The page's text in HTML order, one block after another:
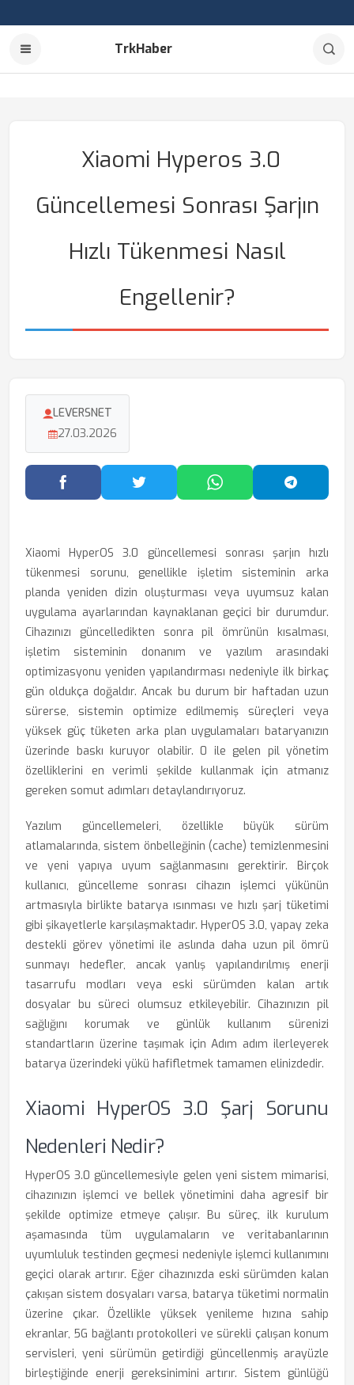
TrkHaber
Xiaomi Hyperos 3.0
Güncellemesi Sonrası Şarjın
Hızlı Tükenmesi Nasıl
Engellenir?
LEVERSNET
27.03.2026
Facebook'ta PaylaşTwitter'da PaylaşWhatsApp'ta Paylaş
Xiaomi HyperOS 3.0 güncellemesi sonrası şarjın hızlı
tükenmesi sorunu, genellikle işletim sisteminin arka
planda yeniden dizin oluşturması veya uyumsuz kalan
uygulama ayarlarından kaynaklanan geçici bir durumdur.
Cihazınızı güncelledikten sonra pil ömrünün kısalması,
işletim sisteminin donanım ve yazılım arasındaki
optimizasyonu yeniden yapılandırması nedeniyle ilk birkaç
gün oldukça doğaldır. Ancak bu durum bir haftadan uzun
sürerse, sistemin optimize edilmemiş süreçleri veya
yüksek güç tüketen arka plan uygulamaları bataryanızın
üzerinde baskı kuruyor olabilir. 0 ile gelen pil yönetim
özelliklerini en verimli şekilde kullanmak için atmanız
gereken somut adımları detaylandırıyoruz.
Yazılım güncellemeleri, özellikle büyük sürüm
atlamalarında, sistem önbelleğinin (cache) temizlenmesini
ve yeni yapıya uyum sağlanmasını gerektirir. Birçok
kullanıcı, güncelleme sonrası cihazın işlemci yükünün
artmasıyla birlikte batarya ısınması ve hızlı şarj tüketimi
gibi şikayetlerle karşılaşmaktadır. HyperOS 3.0, yapay zeka
destekli görev yönetimi ile aslında daha uzun pil ömrü
sunmayı hedefler, ancak yanlış yapılandırılmış enerji
tasarrufu modları veya eski sürümden kalan artık
dosyalar bu süreci olumsuz etkileyebilir. Cihazınızın pil
sağlığını korumak ve günlük kullanım sürenizi
standartların üzerine taşımak için Adım adım ilerleyerek
batarya üzerindeki yükü hafifletmek tamamen elinizdedir.
Xiaomi HyperOS 3.0 Şarj Sorunu
Nedenleri Nedir?
HyperOS 3.0 güncellemesiyle gelen yeni sistem mimarisi,
cihazınızın işlemci ve bellek yönetimini daha agresif bir
şekilde optimize etmeye çalışır. Bu süreç, ilk kurulum
aşamasında tüm uygulamaların ve veritabanlarının
uyumluluk testinden geçmesi nedeniyle işlemci kullanımını
geçici olarak artırır. Eğer cihazınızda eski sürümden kalan
çakışan sistem dosyaları varsa, batarya tüketimi normalin
üzerine çıkar. Özellikle yüksek yenileme hızına sahip
ekranlar, 5G bağlantı protokolleri ve sürekli çalışan konum
servisleri, yeni sürümün getirdiği güncellenmiş arayüzle
birleştiğinde enerji gereksinimini artırır. Sistem günlüğü